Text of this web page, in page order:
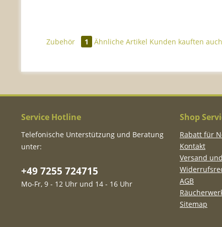
Zubehör 1 Ähnliche Artikel Kunden kauften auch
Service Hotline
Telefonische Unterstützung und Beratung
unter:
+49 7255 724715
Mo-Fr, 9 - 12 Uhr und 14 - 16 Uhr
Shop
Rabatt für
Kontakt
Versand
AGB
Sitemap